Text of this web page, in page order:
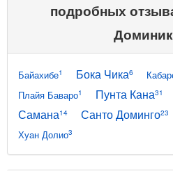
подробных
Байахибе1 Бока Чика6
Плайя Баваро1 Пунта Кана31
Самана14 Санто Доминго23
Хуан Долио3